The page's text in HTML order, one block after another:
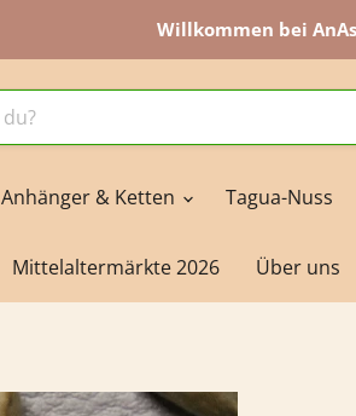
Willkommen bei
Anhänger & Ketten Tagua-Nuss
Mittelaltermärkte 2026 Über uns